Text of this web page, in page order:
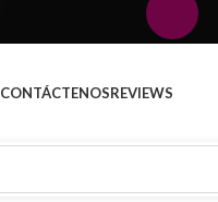
CONTÁCTENOSREVIEWS